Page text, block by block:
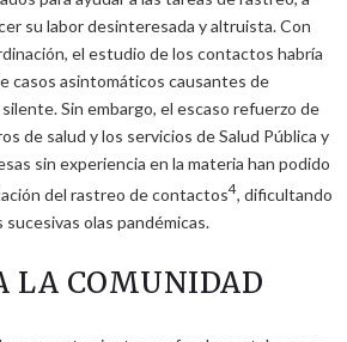
su labor desinteresada y altruista. Con
el estudio de los contactos habría
casos asintomáticos causantes de
Sin embargo, el escaso refuerzo de
de salud y los servicios de Salud Pública y
sin experiencia en la materia han podido
del rastreo de contactos4, dificultando
olas pandémicas.
LA COMUNIDAD